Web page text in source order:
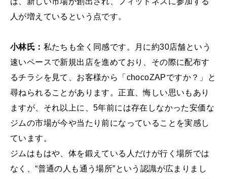
人が増えているという点です。
小林氏： 私たちも全く同感です。月に約30店舗という
速いペースで新規出店を進めており、その際に配布す
るチラシを見て、お客様から「chocoZAPですか？」と
尋ねられることがあります。正直、悔しい思いもあり
ますが、それ以上に、5年前には存在しなかった安価な
ジムの市場が今や当たり前になっていることを実感し
ています。
ジムはもはや、体を鍛えている人だけが行く場所では
なく、“普通の人も通う場所”という認識が広まりまし